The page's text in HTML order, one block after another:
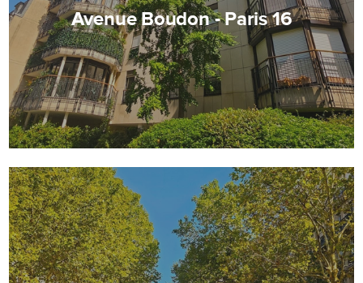
Avenue Boudon - Paris 16